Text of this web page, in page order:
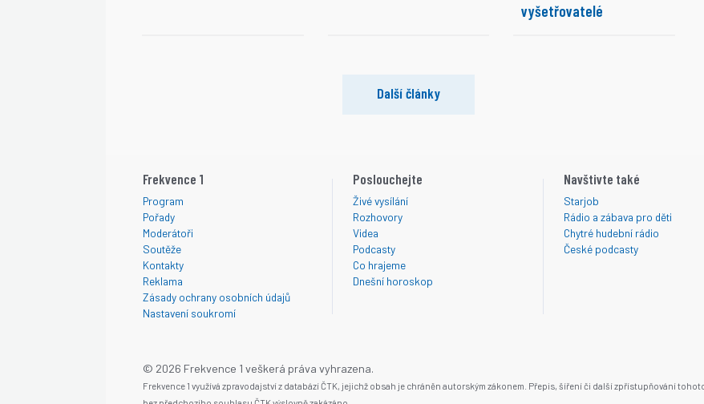
vyšetřovatelé
Další články
Frekvence 1
Program
Pořady
Moderátoři
Soutěže
Kontakty
Reklama
Zásady ochrany osobních údajů
Nastavení soukromí
Poslouchejte
Živé vysílání
Rozhovory
Videa
Podcasty
Co hrajeme
Dnešní horoskop
Navštivte také
Starjob
Rádio a zábava pro děti
Chytré hudební rádio
České podcasty
© 2026 Frekvence 1 veškerá práva vyhrazena.
Frekvence 1 využívá zpravodajství z databází ČTK, jejichž obsah je chráněn autorským zákonem. Přepis, šíření či další zpřístupňování